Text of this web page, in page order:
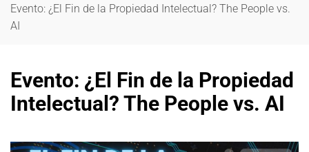
Evento: ¿El Fin de la Propiedad Intelectual? The People vs.
AI
Evento: ¿El Fin de la Propiedad
Intelectual? The People vs. AI